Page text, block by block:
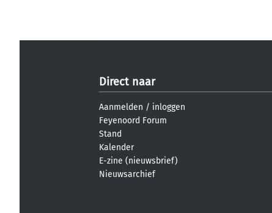
Direct naar
Aanmelden / inloggen
Feyenoord Forum
Stand
Kalender
E-zine (nieuwsbrief)
Nieuwsarchief